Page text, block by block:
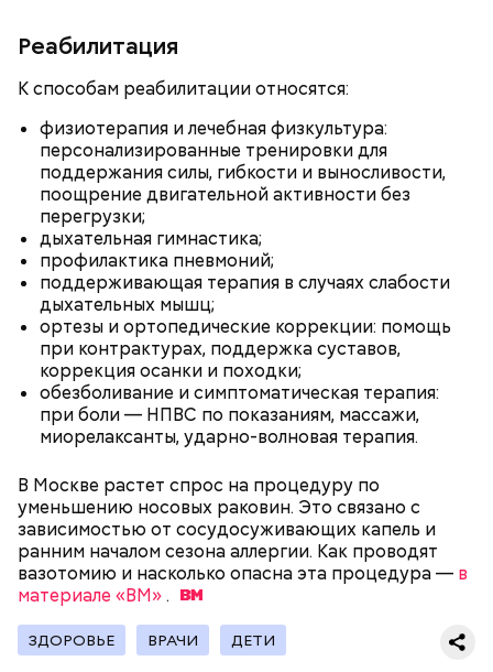
Реабилитация
К способам реабилитации относятся:
физиотерапия и лечебная физкультура:
персонализированные тренировки для
поддержания силы, гибкости и выносливости,
поощрение двигательной активности без
перегрузки;
дыхательная гимнастика;
профилактика пневмоний;
поддерживающая терапия в случаях слабости
дыхательных мышц;
ортезы и ортопедические коррекции: помощь
при контрактурах, поддержка суставов,
коррекция осанки и походки;
обезболивание и симптоматическая терапия:
при боли — НПВС по показаниям, массажи,
миорелаксанты, ударно-волновая терапия.
В Москве растет спрос на процедуру по
уменьшению носовых раковин. Это связано с
зависимостью от сосудосуживающих капель и
ранним началом сезона аллергии. Как проводят
вазотомию и насколько опасна эта процедура — в
материале «ВМ».
ЗДОРОВЬЕ ВРАЧИ ДЕТИ
В Международный день холостяка все мужчины
без пары видятся со своими друзьями, устраивают
вечеринки, играют в видеоигры и проводят время,
наслаждаясь свободой и независимостью, пока
это возможно, ведь может быть и так, что через год
они уже не будут холостяками.
День малины со сливками
Ингредиенты:
брынза;
помидоры черри либо грунтовые.
беременным, кормящим женщинам;
людям с ослабленной иммунной системой;
пожилым;
детям.